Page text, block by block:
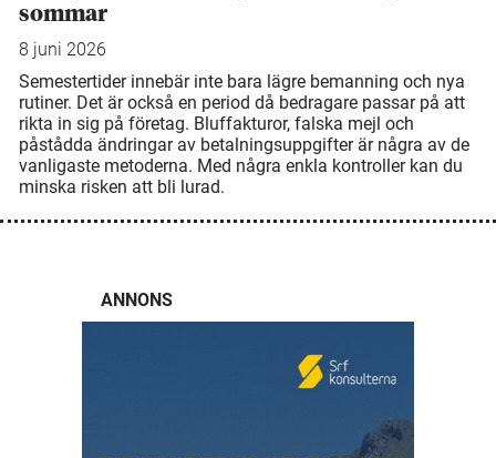
sommar
8 juni 2026
Semestertider innebär inte bara lägre bemanning och nya
rutiner. Det är också en period då bedragare passar på att
rikta in sig på företag. Bluffakturor, falska mejl och
påstådda ändringar av betalningsuppgifter är några av de
vanligaste metoderna. Med några enkla kontroller kan du
minska risken att bli lurad.
ANNONS